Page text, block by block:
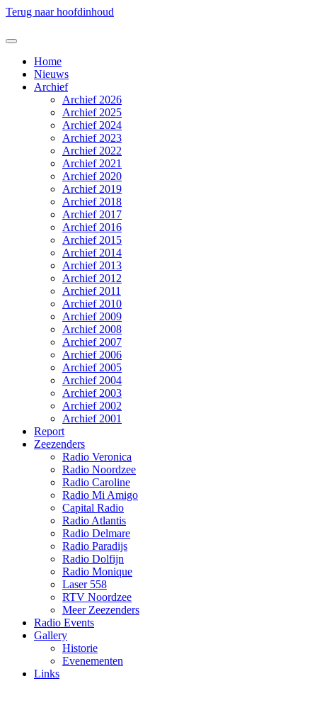
Terug naar hoofdinhoud
Home
Nieuws
Archief
Archief 2026
Archief 2025
Archief 2024
Archief 2023
Archief 2022
Archief 2021
Archief 2020
Archief 2019
Archief 2018
Archief 2017
Archief 2016
Archief 2015
Archief 2014
Archief 2013
Archief 2012
Archief 2011
Archief 2010
Archief 2009
Archief 2008
Archief 2007
Archief 2006
Archief 2005
Archief 2004
Archief 2003
Archief 2002
Archief 2001
Report
Zeezenders
Radio Veronica
Radio Noordzee
Radio Caroline
Radio Mi Amigo
Capital Radio
Radio Atlantis
Radio Delmare
Radio Paradijs
Radio Dolfijn
Radio Monique
Laser 558
RTV Noordzee
Meer Zeezenders
Radio Events
Gallery
Historie
Evenementen
Links